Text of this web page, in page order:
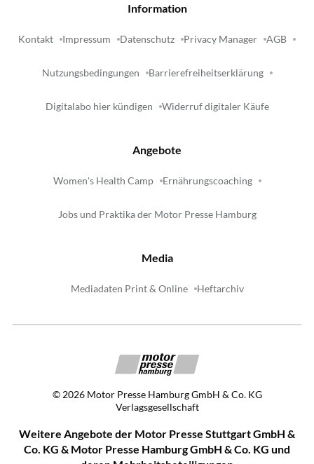
Information
Kontakt Impressum Datenschutz Privacy Manager AGB
Nutzungsbedingungen Barrierefreiheitserklärung
Digitalabo hier kündigen Widerruf digitaler Käufe
Angebote
Women's Health Camp Ernährungscoaching
Jobs und Praktika der Motor Presse Hamburg
Media
Mediadaten Print & Online Heftarchiv
© 2026 Motor Presse Hamburg GmbH & Co. KG
Verlagsgesellschaft
Weitere Angebote der Motor Presse Stuttgart GmbH &
Co. KG & Motor Presse Hamburg GmbH & Co. KG und